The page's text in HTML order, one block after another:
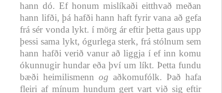
hann dó. Ef honum mislíkaði eitthvað meðan
hann lifði, þá hafði hann haft fyrir vana að gefa
frá sér vonda lykt. í mörg ár eftir þetta gaus upp
þessi sama lykt, ógurlega sterk, frá stólnum sem
hann hafði verið vanur að liggja í ef inn komu
ókunnugir hundar eða því um líkt. Þetta fundu
bæði heimilismennogaðkomufólk. Það hafa
fleiri af mínum hundum gert vart við sig eftir